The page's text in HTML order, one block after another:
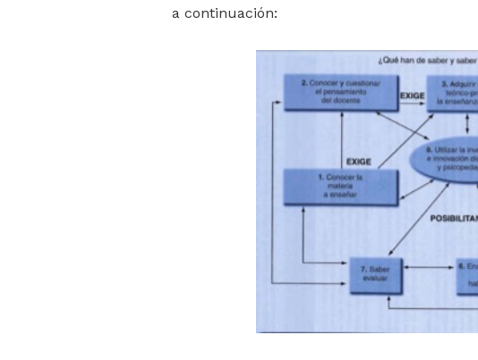
a continuación: